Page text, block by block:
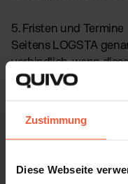
Zustimmung
Diese Webseite
5. Fristen und Termine
Seitens LOGSTA
verbindlich, wenn
vereinbart wurden.
6. Kündigung
kündigen. LOGSTA